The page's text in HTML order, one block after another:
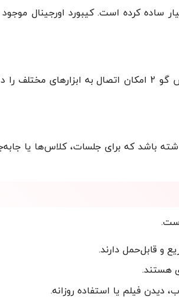
کرده است. کیبورد اورجینال
می‌تواند بین 6 تا 9 ساعت شارژدهی داشته باشد که برای جلسات،
و قابل‌حمل دارند.
هستند.
فیلم یا استفاده روزانه.